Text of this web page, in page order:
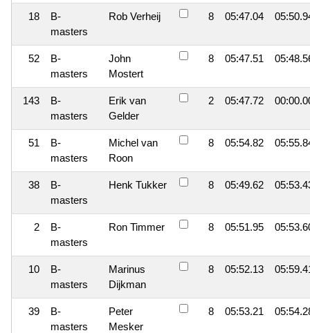
18
B-
masters
Rob Verheij 8 05:47.04
52
B-
masters
John
Mostert
8 05:47.51
143
B-
masters
Erik van
Gelder
2 05:47.72
51
B-
masters
Michel van
Roon
8 05:54.82
38
B-
masters
Henk Tukker 8 05:49.62
2
B-
masters
Ron Timmer 8 05:51.95
10
B-
masters
Marinus
Dijkman
8 05:52.13
39
B-
masters
Peter
Mesker
8 05:53.21